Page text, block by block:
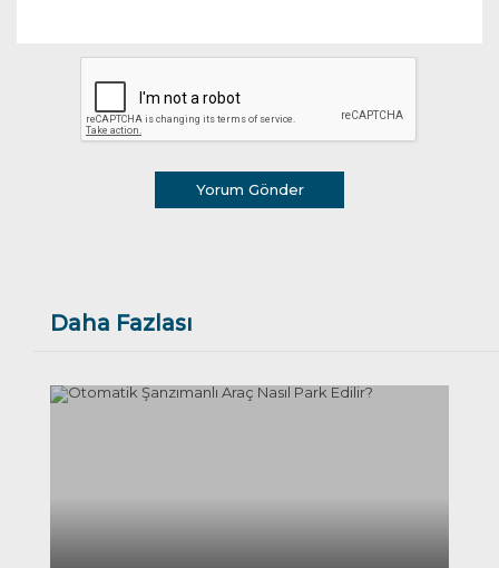
Yorum Gönder
Daha Fazlası